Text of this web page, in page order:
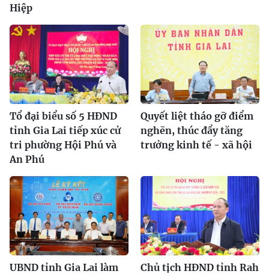
Hiệp
Tổ đại biểu số 5 HĐND
tỉnh Gia Lai tiếp xúc cử
tri phường Hội Phú và
An Phú
Quyết liệt tháo gỡ điểm
nghẽn, thúc đẩy tăng
trưởng kinh tế - xã hội
UBND tỉnh Gia Lai làm Chủ tịch HĐND tỉnh Rah